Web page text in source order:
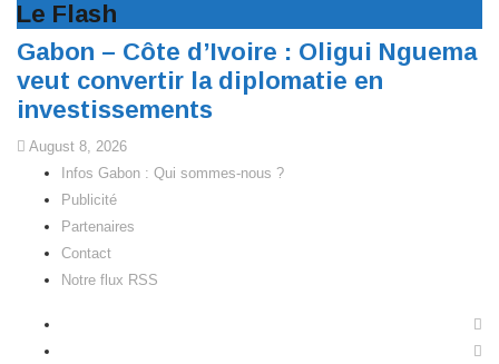
Le Flash
Gabon – Côte d’Ivoire : Oligui Nguema
veut convertir la diplomatie en
investissements
August 8, 2026
Infos Gabon : Qui sommes-nous ?
Publicité
Partenaires
Contact
Notre flux RSS